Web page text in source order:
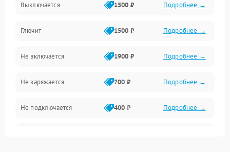
Механические повреждения
Выключается 1500 ₽ Подробнее →
Глючит 1500 ₽ Подробнее →
Не включается 1900 ₽ Подробнее →
Не заряжается 700 ₽ Подробнее →
Не подключается 400 ₽ Подробнее →